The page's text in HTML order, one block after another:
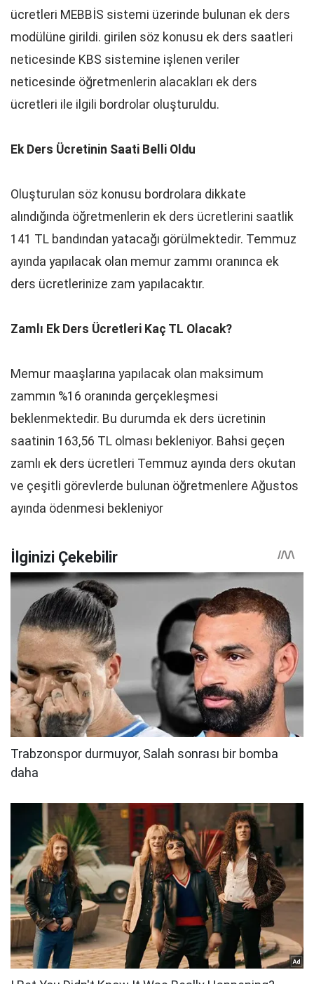
ücretleri MEBBİS sistemi üzerinde bulunan ek ders
modülüne girildi. girilen söz konusu ek ders saatleri
neticesinde KBS sistemine işlenen veriler
neticesinde öğretmenlerin alacakları ek ders
ücretleri ile ilgili bordrolar oluşturuldu.
Ek Ders Ücretinin Saati Belli Oldu
Oluşturulan söz konusu bordrolara dikkate
alındığında öğretmenlerin ek ders ücretlerini saatlik
141 TL bandından yatacağı görülmektedir. Temmuz
ayında yapılacak olan memur zammı oranınca ek
ders ücretlerinize zam yapılacaktır.
Zamlı Ek Ders Ücretleri Kaç TL Olacak?
Memur maaşlarına yapılacak olan maksimum
zammın %16 oranında gerçekleşmesi
beklenmektedir. Bu durumda ek ders ücretinin
saatinin 163,56 TL olması bekleniyor. Bahsi geçen
zamlı ek ders ücretleri Temmuz ayında ders okutan
ve çeşitli görevlerde bulunan öğretmenlere Ağustos
ayında ödenmesi bekleniyor